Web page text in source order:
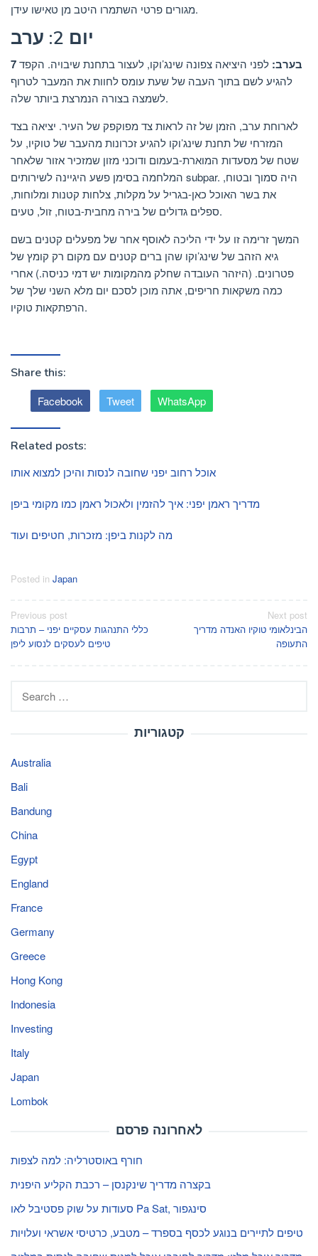
מגורים פרטי השתמרו היטב מן טאישו עידן.
יום 2: ערב
7 בערב: לפני היציאה צפונה שינג’וקו, לעצור בתחנת שיבויה. הקפד
להגיע לשם בתוך העבה של שעת עומס לחוות את המעבר לטרוף
לשמצה בצורה הנמרצת ביותר שלה.
לארוחת ערב, הזמן של זה לראות צד מפוקפק של העיר. יציאה בצד
המזרחי של תחנת שינג’וקו להגיע זכרונות מהעבר של טוקיו, על
שטח של מסעדות המוארת-בעמום ודוכני מזון שמזכיר אזור שלאחר
המלחמה בסימן פשע היגיינה לשירותים subpar. היה סמוך ובטוח,
את בשר האוכל כאן-בגריל על מקלות, צלחות קטנות ומלוחות,
ספלים גדולים של בירה מחבית-בטוח, זול, טעים.
המשך זרימה זו על ידי הליכה לאוסף אחר של מפעלים קטנים בשם
גיא הזהב של שינג’וקו שהן ברים קטנים עם מקום רק קומץ של
פטרונים. (היזהר העובדה שחלק מהמקומות יש דמי כניסה.) אחרי
כמה משקאות חריפים, אתה מוכן לסכם יום מלא השני שלך של
הרפתקאות טוקיו.
Share this:
Facebook Tweet WhatsApp
Related posts:
אוכל רחוב יפני שחובה לנסות והיכן למצוא אותו
מדריך ראמן יפני: איך להזמין ולאכול ראמן כמו מקומי ביפן
מה לקנות ביפן: מזכרות, חטיפים ועוד
Posted in Japan
Post
navigation
Previous post
כללי התנהגות עסקיים יפני – תרבות
טיפים לעסקים לנסוע ליפן
Next post
הבינלאומי טוקיו האנדה מדריך
התעופה
Search
קטגוריות
Australia
Bali
Bandung
China
Egypt
England
France
Germany
Greece
Hong Kong
Indonesia
Investing
Italy
Japan
Lombok
לאחרונה פרסם
חורף באוסטרליה: למה לצפות
בקצרה מדריך שינקנסן – רכבת הקליע היפנית
סעודות על שוק פסטיבל לאו Pa Sat, סינגפור
טיפים לתיירים בנוגע לכסף בספרד – מטבע, כרטיסי אשראי ועלויות